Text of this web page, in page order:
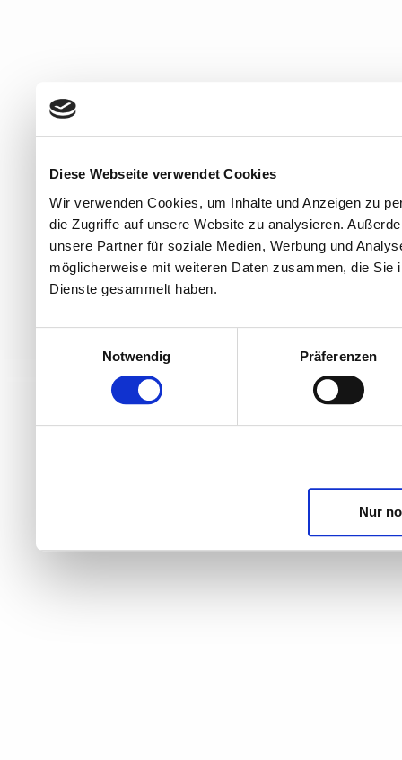
Diese Webseite verwendet Cookies
Wir verwenden Cookies, um Inhalte und Anzeigen zu
die Zugriffe auf unsere Website zu analysieren.
unsere Partner für soziale Medien, Werbung und
möglicherweise mit weiteren Daten zusammen, die
Dienste gesammelt haben.
Notwendig
Präferenzen
Nur